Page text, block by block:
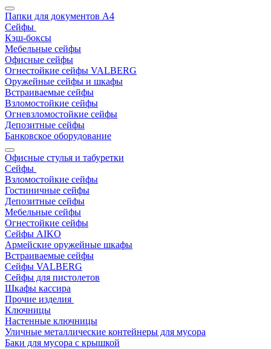
Папки для документов A4
Сейфы
Кэш-боксы
Мебельные сейфы
Офисные сейфы
Огнестойкие сейфы VALBERG
Оружейные сейфы и шкафы
Встраиваемые сейфы
Взломостойкие сейфы
Огневзломостойкие сейфы
Депозитные сейфы
Банковское оборудование
Офисные стулья и табуретки
Сейфы
Взломостойкие сейфы
Гостиничные сейфы
Депозитные сейфы
Мебельные сейфы
Огнестойкие сейфы
Сейфы AIKO
Армейские оружейные шкафы
Встраиваемые сейфы
Сейфы VALBERG
Сейфы для пистолетов
Шкафы кассира
Прочие изделия
Ключницы
Настенные ключницы
Уличные металлические контейнеры для мусора
Баки для мусора с крышкой